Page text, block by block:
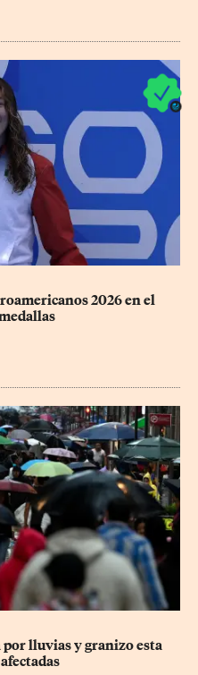
2026 en el
lluvias y granizo esta